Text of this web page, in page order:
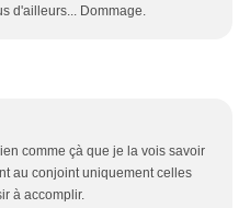
d'ailleurs... Dommage.
comme çà que je la vois savoir
au conjoint uniquement celles
à accomplir.